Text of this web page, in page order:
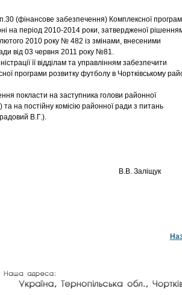
(фінансове забезпечення) Комплексної
на період 2010-2014 роки, затвердженої
лютого 2010 року № 482 із змінами, внесеними
від 03 червня 2011 року №81.
її відділам та управлінням забезпечити
програми розвитку футболу в Чортківському
покласти на заступника голови районної
на постійну комісію районної ради з питань
В.Г.).
ради В.В. Заліщук